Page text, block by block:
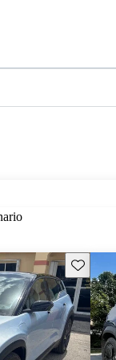
Guarda